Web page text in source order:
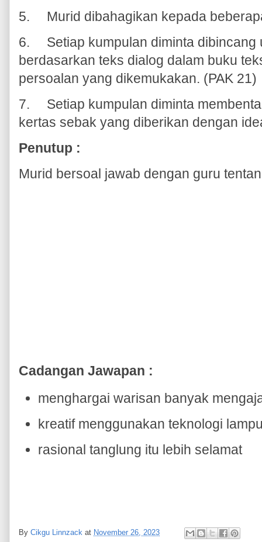
5.
Murid dibahagikan kepada
6.
Setiap kumpulan diminta
berdasarkan teks dialog dalam buku
persoalan yang dikemukakan. (PAK 21)
7.
Setiap kumpulan diminta
kertas sebak yang diberikan dengan
Penutup :
Murid bersoal jawab dengan guru
Cadangan Jawapan :
menghargai warisan banyak
kreatif menggunakan teknologi
rasional tanglung itu lebih selamat
By Cikgu Linnzack at November 26, 2023